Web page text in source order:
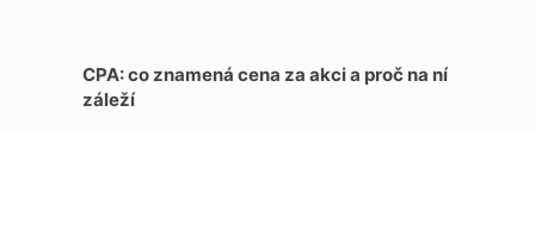
CPA: co znamená cena za akci a proč na ní
záleží